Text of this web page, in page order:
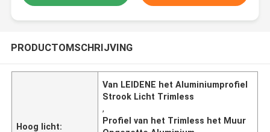
PRODUCTOMSCHRIJVING
Hoog licht:
Van LEIDENE het Aluminiumprofiel
Strook Licht Trimless
,
Profiel van het Trimless het Muur